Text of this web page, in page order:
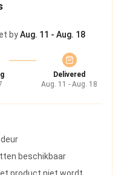
byAug. 11 - Aug. 18
Delivered
Aug. 11 - Aug. 18
beschikbaar